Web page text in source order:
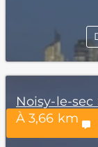
Noisy-le-sec
À 3,66 km